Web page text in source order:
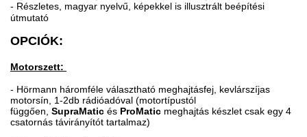
- Részletes, magyar nyelvű, képekkel is illusztrált beépítési
útmutató
OPCIÓK:
Motorszett:
- Hörmann háromféle választható meghajtásfej, kevlárszíjas
motorsín, 1-2db rádióadóval (motortípustól
függően, SupraMatic és ProMatic meghajtás készlet csak egy 4
csatornás távirányítót tartalmaz)